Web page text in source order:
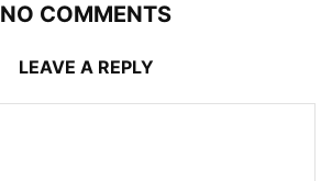
NO COMMENTS
LEAVE A REPLY